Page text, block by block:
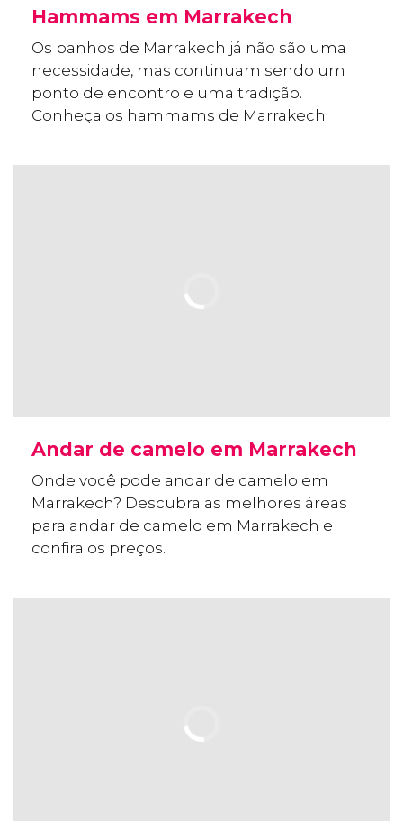
Hammams em Marrakech
Os banhos de Marrakech já não são uma
necessidade, mas continuam sendo um
ponto de encontro e uma tradição.
Conheça os hammams de Marrakech.
Andar de camelo em Marrakech
Onde você pode andar de camelo em
Marrakech? Descubra as melhores áreas
para andar de camelo em Marrakech e
confira os preços.